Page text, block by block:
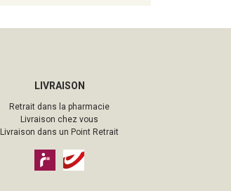
LIVRAISON
Retrait dans la pharmacie
Livraison chez vous
Livraison dans un Point Retrait